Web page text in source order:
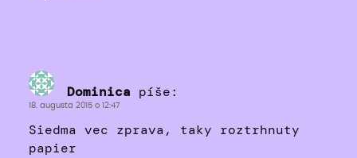
Dominica píše:
18. augusta 2015 o 12:47
Siedma vec zprava, taky roztrhnuty
papier